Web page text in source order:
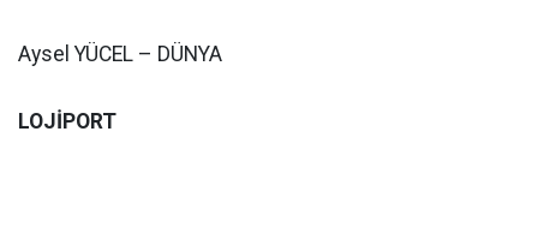
Aysel YÜCEL – DÜNYA
LOJİPORT